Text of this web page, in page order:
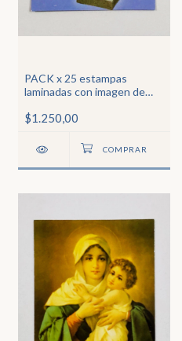
PACK x 25 estampas
laminadas con imagen de
$1.250,00